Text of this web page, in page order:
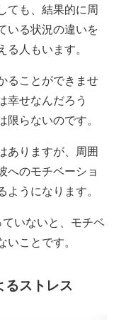
ても、結果的に周
いる状況の違いを
る人もいます。
ることができませ
幸せなんだろう
限らないのです。
ありますが、周囲
へのモチベーショ
ようになります。
いないと、モチベ
いことです。
るストレス